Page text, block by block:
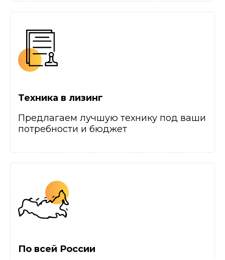
Техника в лизинг
Предлагаем лучшую технику под ваши
потребности и бюджет
По всей России